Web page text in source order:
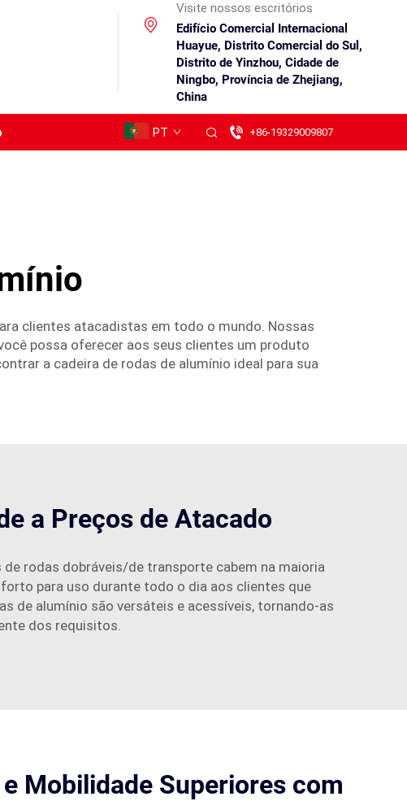
Visite nossos escritórios
Edifício Comercial Internacional
Huayue, Distrito Comercial do Sul,
Distrito de Yinzhou, Cidade de
Ningbo, Província de Zhejiang,
China
PT +86-19329009807
clientes atacadistas em todo o mundo. Nossas
possa oferecer aos seus clientes um produto
a cadeira de rodas de alumínio ideal para sua
a Preços de Atacado
de rodas dobráveis/de transporte cabem na maioria
para uso durante todo o dia aos clientes que
de alumínio são versáteis e acessíveis, tornando-as
dos requisitos.
Mobilidade Superiores com